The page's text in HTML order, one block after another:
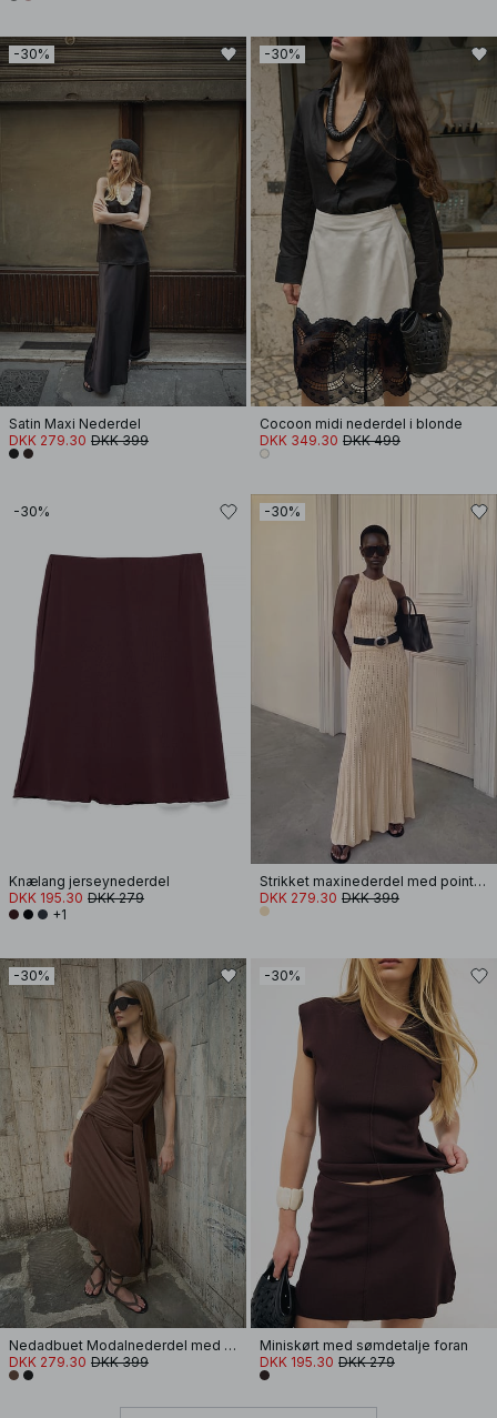
-30%
Satin Maxi Nederdel
DKK 279.30 DKK 399
-30%
Cocoon midi nederdel i blonde
DKK 349.30 DKK 499
-30%
Knælang jerseynederdel
DKK 195.30 DKK 279
+1
-30%
Strikket maxinederdel med pointelle og vidde
DKK 279.30 DKK 399
-30%
Nedadbuet Modalnederdel med binding og frynser
DKK 279.30 DKK 399
-30%
Miniskørt med sømdetalje foran
DKK 195.30 DKK 279